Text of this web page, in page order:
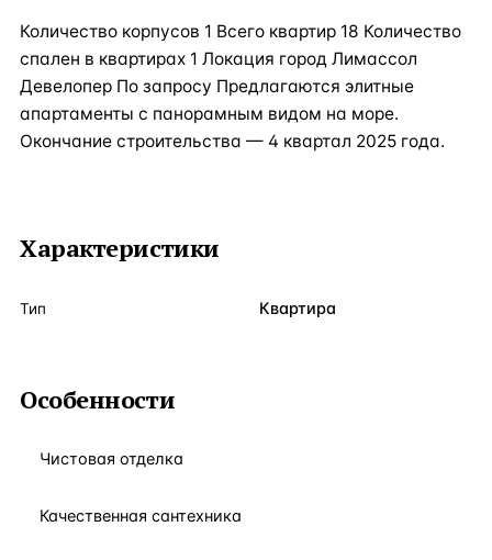
Количество корпусов 1 Всего квартир 18 Количество
спален в квартирах 1 Локация город Лимассол
Девелопер По запросу Предлагаются элитные
апартаменты с панорамным видом на море.
Окончание строительства — 4 квартал 2025 года.
Характеристики
Тип Квартира
Особенности
Чистовая отделка
Качественная сантехника